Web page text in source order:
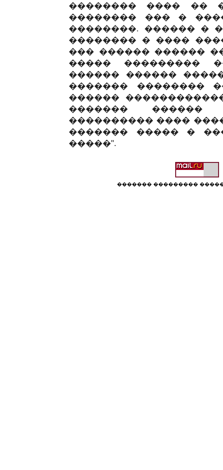
�������� ���� ��
�������� ��� �
��������. ������ �
�������� � ����
��� ������ ������
����� ���������
������ ������
������� ��������
������
�������
���������� ����
������� ����� �
�����".
������� ���������